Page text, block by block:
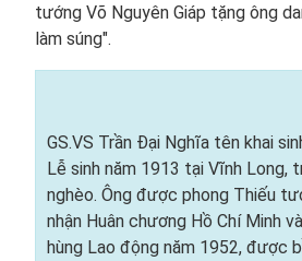
tướng Võ Nguyên Giáp tặng ông
làm súng".
GS.VS Trần Đại Nghĩa tên khai
Lễ sinh năm 1913 tại Vĩnh Long,
nghèo. Ông được phong Thiếu
nhận Huân chương Hồ Chí Minh
hùng Lao động năm 1952, được